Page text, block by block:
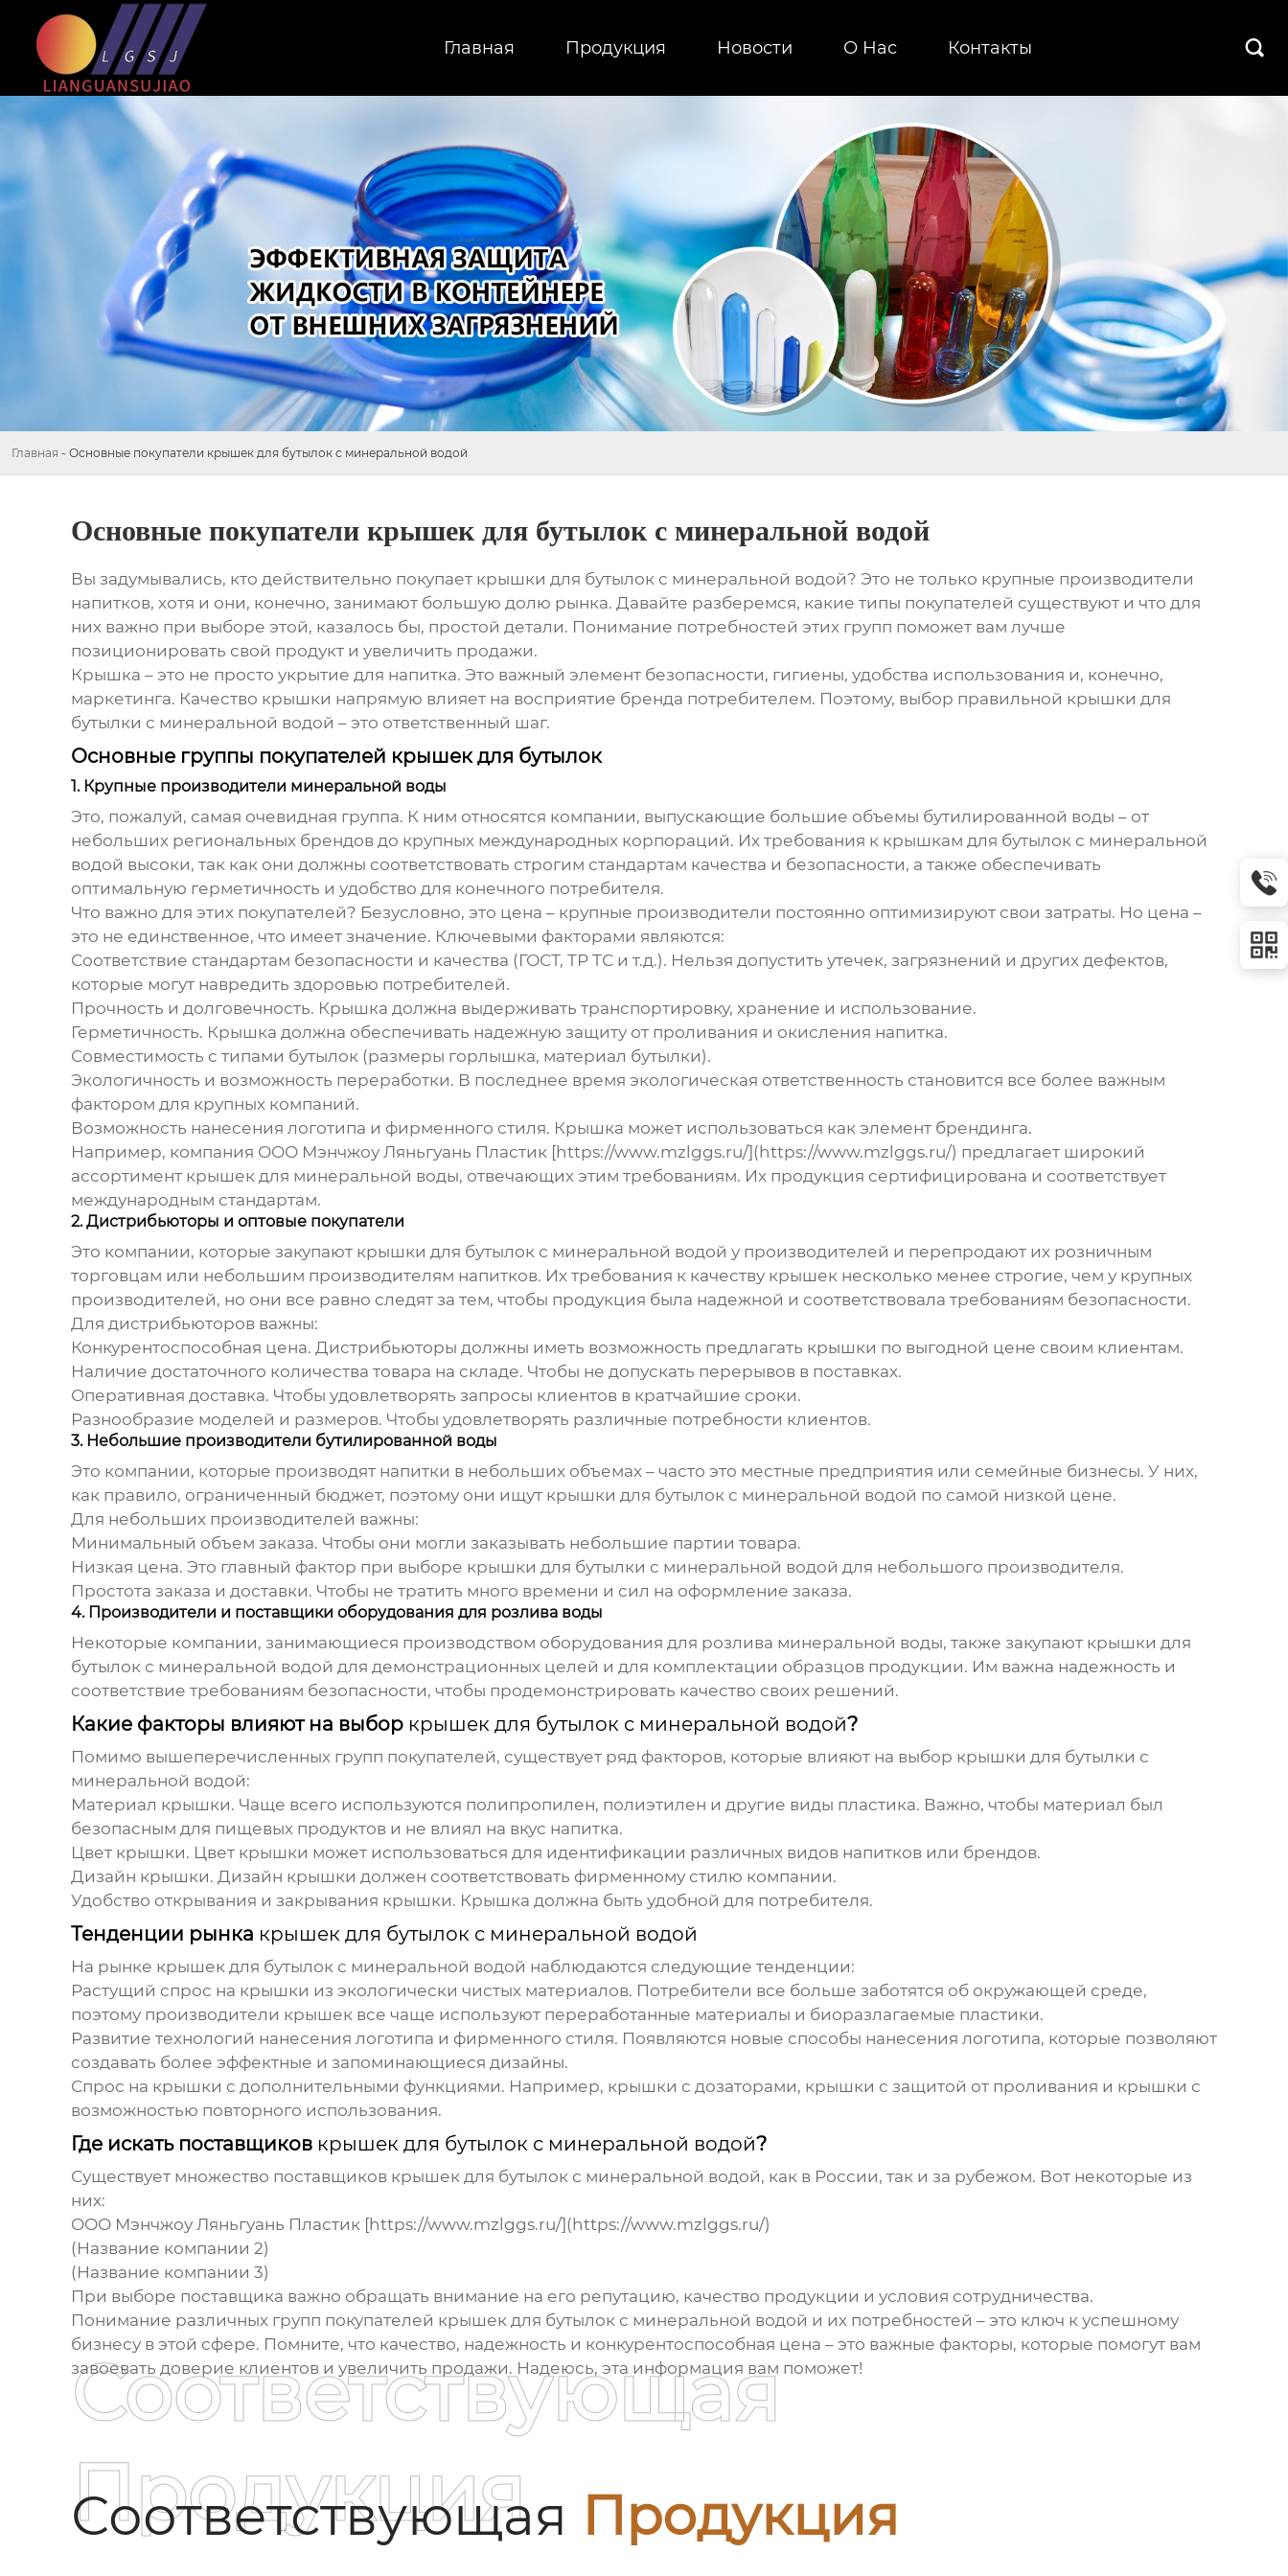
Главная Продукция Новости О Hас Контакты 
Главная - Основные покупатели крышек для бутылок с минеральной водой
Основные покупатели крышек для бутылок с минеральной водой
Вы задумывались, кто действительно покупает крышки для бутылок с минеральной водой? Это не только крупные производители
напитков, хотя и они, конечно, занимают большую долю рынка. Давайте разберемся, какие типы покупателей существуют и что для
них важно при выборе этой, казалось бы, простой детали. Понимание потребностей этих групп поможет вам лучше
позиционировать свой продукт и увеличить продажи.
Крышка – это не просто укрытие для напитка. Это важный элемент безопасности, гигиены, удобства использования и, конечно,
маркетинга. Качество крышки напрямую влияет на восприятие бренда потребителем. Поэтому, выбор правильной крышки для
бутылки с минеральной водой – это ответственный шаг.
Основные группы покупателей крышек для бутылок
1. Крупные производители минеральной воды
Это, пожалуй, самая очевидная группа. К ним относятся компании, выпускающие большие объемы бутилированной воды – от
небольших региональных брендов до крупных международных корпораций. Их требования к крышкам для бутылок с минеральной
водой высоки, так как они должны соответствовать строгим стандартам качества и безопасности, а также обеспечивать
оптимальную герметичность и удобство для конечного потребителя.
Что важно для этих покупателей? Безусловно, это цена – крупные производители постоянно оптимизируют свои затраты. Но цена –
это не единственное, что имеет значение. Ключевыми факторами являются:
Соответствие стандартам безопасности и качества (ГОСТ, ТР ТС и т.д.). Нельзя допустить утечек, загрязнений и других дефектов,
которые могут навредить здоровью потребителей.
Прочность и долговечность. Крышка должна выдерживать транспортировку, хранение и использование.
Герметичность. Крышка должна обеспечивать надежную защиту от проливания и окисления напитка.
Совместимость с типами бутылок(размеры горлышка, материал бутылки).
Экологичность и возможность переработки. В последнее время экологическая ответственность становится все более важным
фактором для крупных компаний.
Возможность нанесения логотипа и фирменного стиля. Крышка может использоваться как элемент брендинга.
Например, компания ООО Мэнчжоу Ляньгуань Пластик [https://www.mzlggs.ru/](https://www.mzlggs.ru/) предлагает широкий
ассортимент крышек для минеральной воды, отвечающих этим требованиям. Их продукция сертифицирована и соответствует
международным стандартам.
2. Дистрибьюторы и оптовые покупатели
Это компании, которые закупают крышки для бутылок с минеральной водой у производителей и перепродают их розничным
торговцам или небольшим производителям напитков. Их требования к качеству крышек несколько менее строгие, чем у крупных
производителей, но они все равно следят за тем, чтобы продукция была надежной и соответствовала требованиям безопасности.
Для дистрибьюторов важны:
Конкурентоспособная цена. Дистрибьюторы должны иметь возможность предлагать крышки по выгодной цене своим клиентам.
Наличие достаточного количества товара на складе. Чтобы не допускать перерывов в поставках.
Оперативная доставка. Чтобы удовлетворять запросы клиентов в кратчайшие сроки.
Разнообразие моделей и размеров. Чтобы удовлетворять различные потребности клиентов.
3. Небольшие производители бутилированной воды
Это компании, которые производят напитки в небольших объемах – часто это местные предприятия или семейные бизнесы. У них,
как правило, ограниченный бюджет, поэтому они ищут крышки для бутылок с минеральной водой по самой низкой цене.
Для небольших производителей важны:
Минимальный объем заказа. Чтобы они могли заказывать небольшие партии товара.
Низкая цена. Это главный фактор при выборе крышки для бутылки с минеральной водой для небольшого производителя.
Простота заказа и доставки. Чтобы не тратить много времени и сил на оформление заказа.
4. Производители и поставщики оборудования для розлива воды
Некоторые компании, занимающиеся производством оборудования для розлива минеральной воды, также закупают крышки для
бутылок с минеральной водой для демонстрационных целей и для комплектации образцов продукции. Им важна надежность и
соответствие требованиям безопасности, чтобы продемонстрировать качество своих решений.
Какие факторы влияют на выбор крышек для бутылок с минеральной водой?
Помимо вышеперечисленных групп покупателей, существует ряд факторов, которые влияют на выбор крышки для бутылки с
минеральной водой:
Материал крышки. Чаще всего используются полипропилен, полиэтилен и другие виды пластика. Важно, чтобы материал был
безопасным для пищевых продуктов и не влиял на вкус напитка.
Цвет крышки. Цвет крышки может использоваться для идентификации различных видов напитков или брендов.
Дизайн крышки. Дизайн крышки должен соответствовать фирменному стилю компании.
Удобство открывания и закрывания крышки. Крышка должна быть удобной для потребителя.
Тенденции рынка крышек для бутылок с минеральной водой
На рынке крышек для бутылок с минеральной водой наблюдаются следующие тенденции:
Растущий спрос на крышки из экологически чистых материалов. Потребители все больше заботятся об окружающей среде,
поэтому производители крышек все чаще используют переработанные материалы и биоразлагаемые пластики.
Развитие технологий нанесения логотипа и фирменного стиля. Появляются новые способы нанесения логотипа, которые позволяют
создавать более эффектные и запоминающиеся дизайны.
Спрос на крышки с дополнительными функциями. Например, крышки с дозаторами, крышки с защитой от проливания и крышки с
возможностью повторного использования.
Где искать поставщиков крышек для бутылок с минеральной водой?
Существует множество поставщиков крышек для бутылок с минеральной водой, как в России, так и за рубежом. Вот некоторые из
них:
ООО Мэнчжоу Ляньгуань Пластик [https://www.mzlggs.ru/](https://www.mzlggs.ru/)
(Название компании 2)
(Название компании 3)
При выборе поставщика важно обращать внимание на его репутацию, качество продукции и условия сотрудничества.
Понимание различных групп покупателей крышек для бутылок с минеральной водой и их потребностей – это ключ к успешному
бизнесу в этой сфере. Помните, что качество, надежность и конкурентоспособная цена – это важные факторы, которые помогут вам
завоевать доверие клиентов и увеличить продажи. Надеюсь, эта информация вам поможет!
Соответствующая Продукция
Соответствующая
Продукция